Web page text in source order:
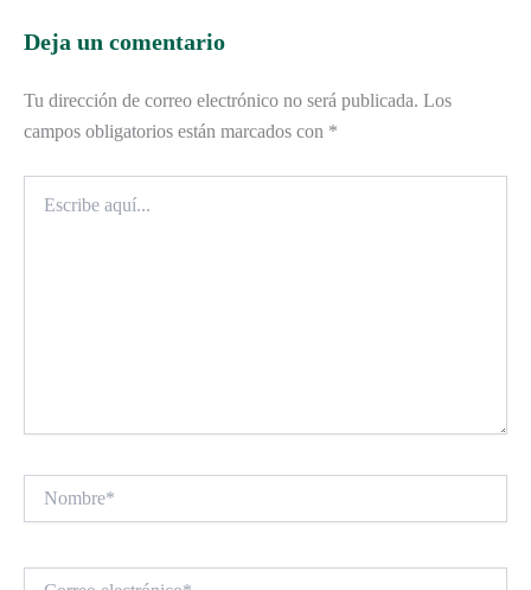
Deja un comentario
Tu dirección de correo electrónico no será publicada. Los
campos obligatorios están marcados con *
aquí...